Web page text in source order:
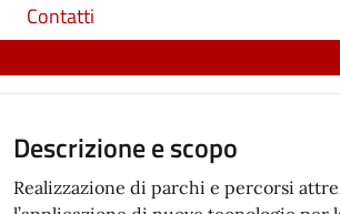
Contatti
Descrizione e scopo
Realizzazione di parchi e percorsi